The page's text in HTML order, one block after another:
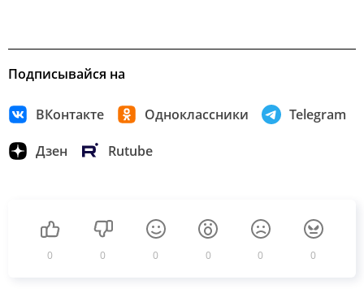
Подписывайся на
ВКонтакте Одноклассники Telegram
Дзен Rutube
0 0 0 0 0 0